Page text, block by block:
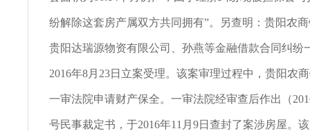
纷解除这套房产属双方共同拥有”。另查明：贵阳农
贵阳达瑞源物资有限公司、孙燕等金融借款合同纠纷
2016年8月23日立案受理。该案审理过程中，贵阳农
一审法院申请财产保全。一审法院经审查后作出（
号民事裁定书，于2016年11月9日查封了案涉房屋。